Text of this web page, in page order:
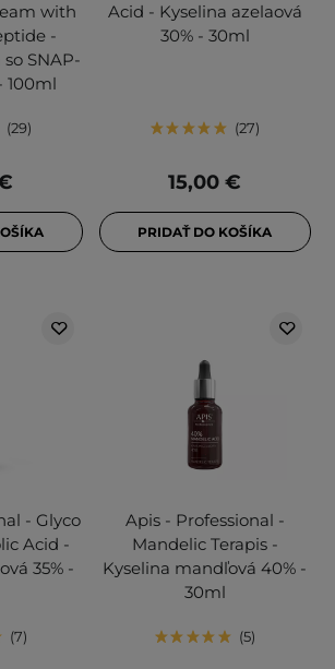
with
-
SNAP-
29
Acid - Kyselina azelaová
30% - 30ml
27
15,00 €
PRIDAŤ DO KOŠÍKA
- Glyco
Acid -
35% -
7
Apis - Professional -
Mandelic Terapis -
Kyselina mandľová 40% -
30ml
5